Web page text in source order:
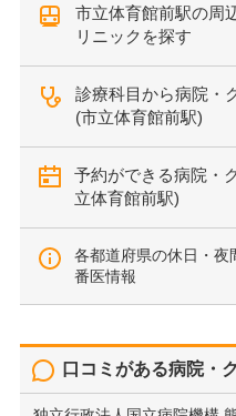
市立体育館前駅の周
リニックを探す
診療科目から病院・
(市立体育館前駅)
予約ができる病院・
立体育館前駅)
各都道府県の休日・夜
番医情報
口コミがある病院・